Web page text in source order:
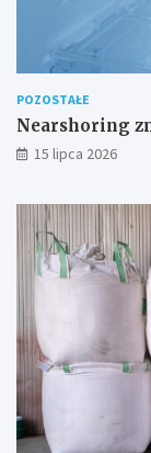
POZOSTAŁE
Nearshoring
15 lipca 2026